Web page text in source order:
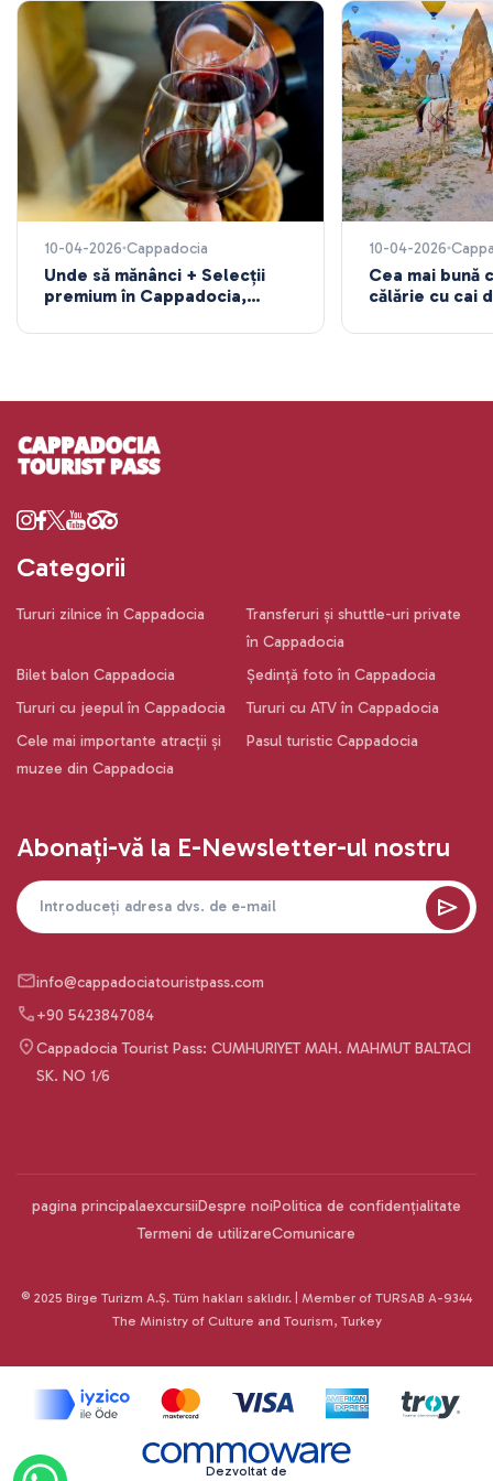
astfel de serviciu primitor. Cu adevărat a adăugat o notă
personală, ne-a făcut să ne simțim ca acasă!
10-04-2026 Cappadocia
Unde să mănânci + Selecții
premium în Cappadocia,
10-04-2026
Cea mai bună
călărie cu cai
Categorii
Tururi zilnice în Cappadocia
Transferuri și shuttle-uri private
în Cappadocia
Bilet balon Cappadocia
Ședință foto în Cappadocia
Tururi cu jeepul în Cappadocia
Tururi cu ATV în Cappadocia
Cele mai importante atracții și
muzee din Cappadocia
Pasul turistic Cappadocia
Abonați-vă la E-Newsletter-ul nostru
info@cappadociatouristpass.com
+90 5423847084
Cappadocia Tourist Pass: CUMHURIYET MAH. MAHMUT BALTACI
SK. NO 1/6
pagina principalaexcursiiDespre noiPolitica de confidențialitate
Termeni de utilizareComunicare
© 2025 Birge Turizm A.Ş. Tüm hakları saklıdır. | Member of TURSAB A-9344
The Ministry of Culture and Tourism, Turkey
Dezvoltat de